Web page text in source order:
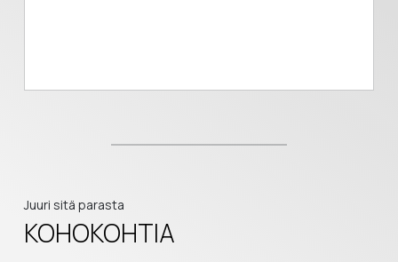
Juuri sitä parasta
KOHOKOHTIA